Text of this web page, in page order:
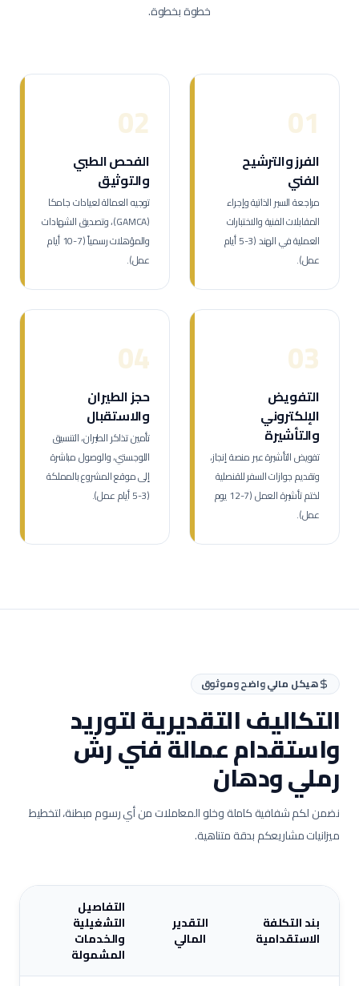
خطوة بخطوة.
01
الفرز والترشيح
الفني
مراجعة السير الذاتية وإجراء
المقابلات الفنية والاختبارات
العملية في الهند (3-5 أيام
عمل).
02
الفحص الطبي
والتوثيق
توجيه العمالة لعيادات جامكا
(GAMCA)، وتصديق الشهادات
والمؤهلات رسمياً (7-10 أيام
عمل).
03
التفويض
الإلكتروني
والتأشيرة
تفويض التأشيرة عبر منصة إنجاز،
وتقديم جوازات السفر للقنصلية
لختم تأشيرة العمل (7-12 يوم
عمل).
04
حجز الطيران
والاستقبال
تأمين تذاكر الطيران، التنسيق
اللوجستي، والوصول مباشرة
إلى موقع المشروع بالمملكة
(3-5 أيام عمل).
هيكل مالي واضح وموثوق
التكاليف التقديرية لتوريد
واستقدام عمالةفني رش
رملي ودهان
نضمن لكم شفافية كاملة وخلو المعاملات من أي رسوم مبطنة، لتخطيط
ميزانيات مشاريعكم بدقة متناهية.
بند التكلفة
الاستقدامية
التقدير
المالي
التفاصيل
التشغيلية
والخدمات
المشمولة